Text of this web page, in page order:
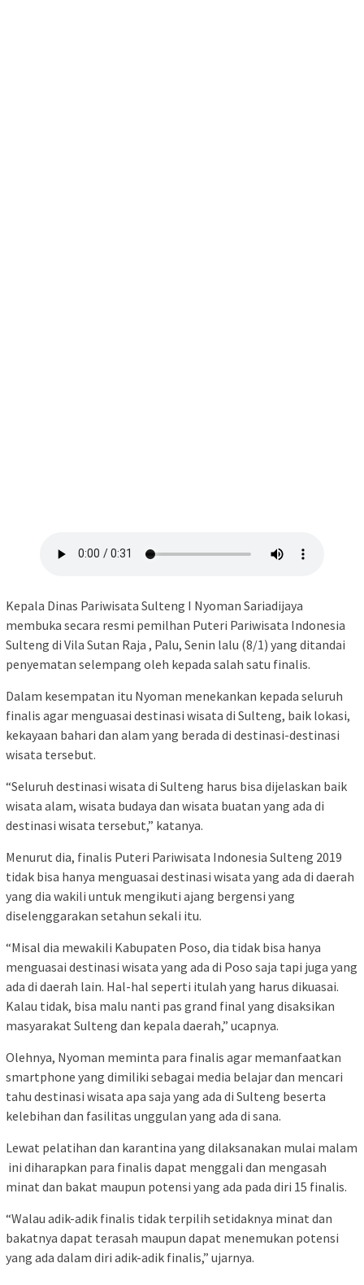
Kepala Dinas Pariwisata Sulteng I Nyoman Sariadijaya
membuka secara resmi pemilhan Puteri Pariwisata Indonesia
Sulteng di Vila Sutan Raja , Palu, Senin lalu (8/1) yang ditandai
penyematan selempang oleh kepada salah satu finalis.
Dalam kesempatan itu Nyoman menekankan kepada seluruh
finalis agar menguasai destinasi wisata di Sulteng, baik lokasi,
kekayaan bahari dan alam yang berada di destinasi-destinasi
wisata tersebut.
“Seluruh destinasi wisata di Sulteng harus bisa dijelaskan baik
wisata alam, wisata budaya dan wisata buatan yang ada di
destinasi wisata tersebut,” katanya.
Menurut dia, finalis Puteri Pariwisata Indonesia Sulteng 2019
tidak bisa hanya menguasai destinasi wisata yang ada di daerah
yang dia wakili untuk mengikuti ajang bergensi yang
diselenggarakan setahun sekali itu.
“Misal dia mewakili Kabupaten Poso, dia tidak bisa hanya
menguasai destinasi wisata yang ada di Poso saja tapi juga yang
ada di daerah lain. Hal-hal seperti itulah yang harus dikuasai.
Kalau tidak, bisa malu nanti pas grand final yang disaksikan
masyarakat Sulteng dan kepala daerah,” ucapnya.
Olehnya, Nyoman meminta para finalis agar memanfaatkan
smartphone yang dimiliki sebagai media belajar dan mencari
tahu destinasi wisata apa saja yang ada di Sulteng beserta
kelebihan dan fasilitas unggulan yang ada di sana.
Lewat pelatihan dan karantina yang dilaksanakan mulai malam
ini diharapkan para finalis dapat menggali dan mengasah
minat dan bakat maupun potensi yang ada pada diri 15 finalis.
“Walau adik-adik finalis tidak terpilih setidaknya minat dan
bakatnya dapat terasah maupun dapat menemukan potensi
yang ada dalam diri adik-adik finalis,” ujarnya.